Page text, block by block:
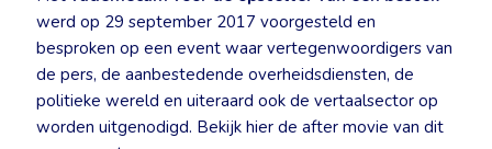
werd op 29 september 2017 voorgesteld en
besproken op een event waar vertegenwoordigers van
de pers, de aanbestedende overheidsdiensten, de
politieke wereld en uiteraard ook de vertaalsector op
worden uitgenodigd. Bekijk hier de after movie van dit